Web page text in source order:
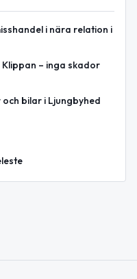
i nära relation i
– inga skador
bilar i Ljungbyhed